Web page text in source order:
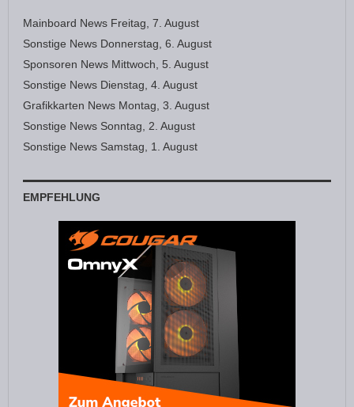
Mainboard News Freitag, 7. August
Sonstige News Donnerstag, 6. August
Sponsoren News Mittwoch, 5. August
Sonstige News Dienstag, 4. August
Grafikkarten News Montag, 3. August
Sonstige News Sonntag, 2. August
Sonstige News Samstag, 1. August
EMPFEHLUNG